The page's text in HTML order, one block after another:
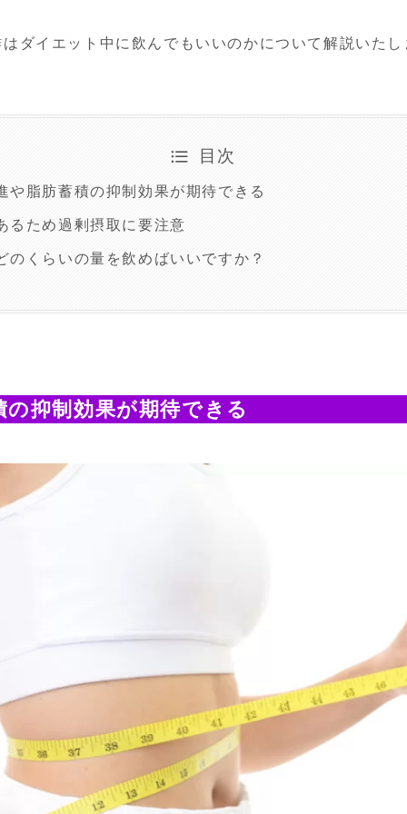
ダイエット中に飲んでもいいのかについて解説いたし
目次
や脂肪蓄積の抑制効果が期待できる
るため過剰摂取に要注意
のくらいの量を飲めばいいですか？
抑制効果が期待できる